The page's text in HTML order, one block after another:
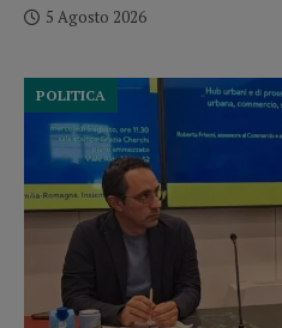
5 Agosto 2026
POLITICA